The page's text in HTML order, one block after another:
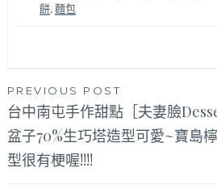
餅, 麵包
文
章
導
PREVIOUS POST
台中南屯手作甜點［夫妻臉
盆子70%生巧塔造型可愛~寶島
型很有梗喔!!!!